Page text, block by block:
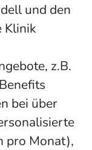
und den
Klinik
z.B.
bei über
pro Monat),